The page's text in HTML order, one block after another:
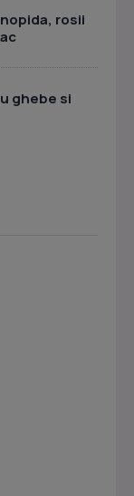
rosii
ghebe si